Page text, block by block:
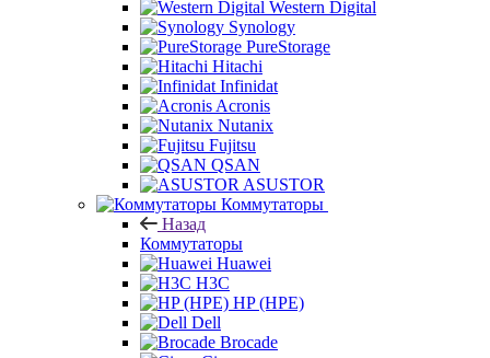
Western Digital
Synology
PureStorage
Hitachi
Infinidat
Acronis
Nutanix
Fujitsu
QSAN
ASUSTOR
Коммутаторы
Назад
Коммутаторы
Huawei
H3C
HP (HPE)
Dell
Brocade